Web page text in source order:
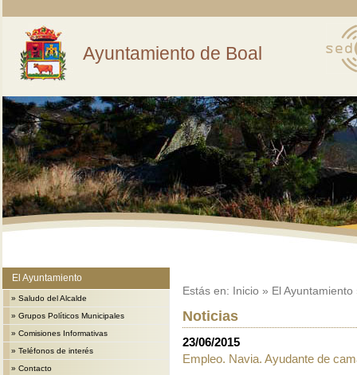
Ayuntamiento de Boal
El Ayuntamiento
» Saludo del Alcalde
» Grupos Políticos Municipales
» Comisiones Informativas
» Teléfonos de interés
» Contacto
Estás en: Inicio » El Ayuntamiento
Noticias
23/06/2015
Empleo. Navia. Ayudante de